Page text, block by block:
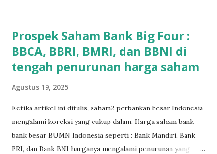
Prospek Saham Bank Big Four :
BBCA, BBRI, BMRI, dan BBNI di
tengah penurunan harga saham
Agustus 19, 2025
Ketika artikel ini ditulis, saham2 perbankan besar Indonesia
mengalami koreksi yang cukup dalam. Harga saham bank-
bank besar BUMN Indonesia seperti : Bank Mandiri, Bank
BRI, dan Bank BNI harganya mengalami penurunan yang